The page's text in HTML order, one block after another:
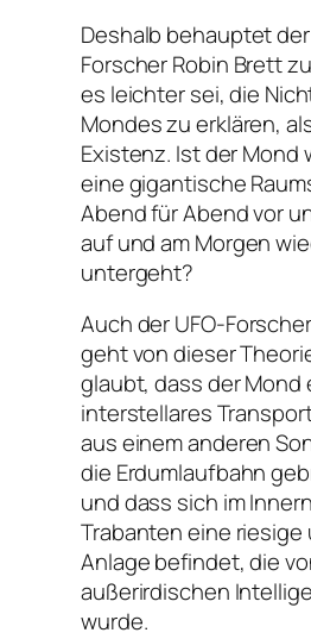
Deshalb behauptet der
Forscher Robin Brett
es leichter sei, die
Mondes zu erklären,
Existenz. Ist der Mond
eine gigantische
Abend für Abend vor
auf und am Morgen
untergeht?
Auch der UFO-
geht von dieser
glaubt, dass der Mond
interstellares
aus einem anderen
die Erdumlaufbahn
und dass sich im
Trabanten eine
Anlage befindet, die
außerirdischen
wurde.